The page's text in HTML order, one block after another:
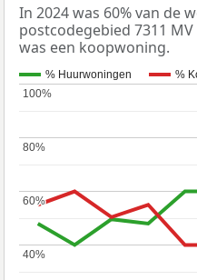
In 2024 was 60% van de
postcodegebied 7311
was een koopwoning.
% Huurwoningen %
40%
40%
60%
60%
80%
80%
100%
100%